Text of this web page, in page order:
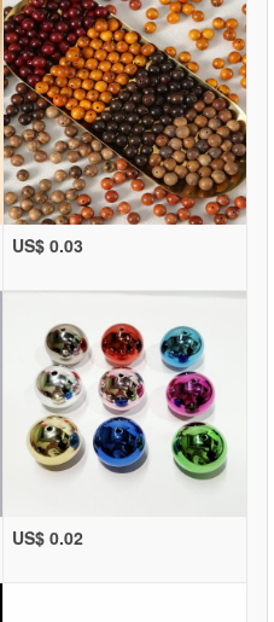
US$ 0.03
US$ 0.02